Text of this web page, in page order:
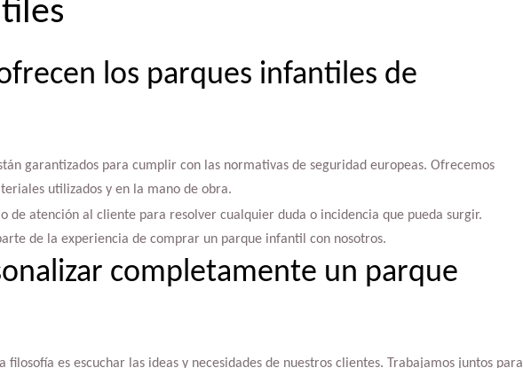
los parques infantiles de
garantizados para cumplir con las normativas de seguridad europeas. Ofrecemos
utilizados y en la mano de obra.
de atención al cliente para resolver cualquier duda o incidencia que pueda surgir.
de la experiencia de comprar un parque infantil con nosotros.
completamente un parque
es escuchar las ideas y necesidades de nuestros clientes. Trabajamos juntos para